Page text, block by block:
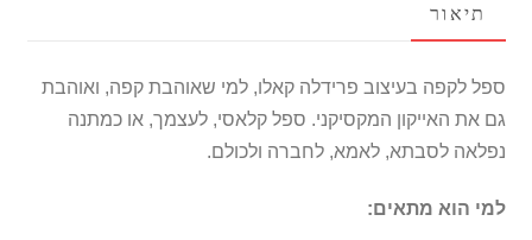
תיאור
ספל לקפה בעיצוב פרידלה קאלו, למי שאוהבת קפה, ואוהבת
גם את האייקון המקסיקני. ספל קלאסי, לעצמך, או כמתנה
נפלאה לסבתא, לאמא, לחברה ולכולם.
למי הוא מתאים: